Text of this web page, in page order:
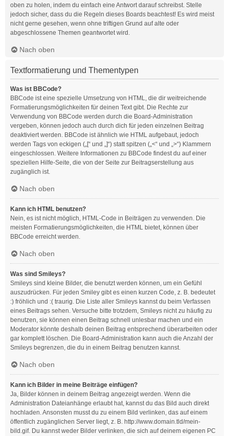
oben zu holen, indem du einfach eine Antwort darauf schreibst. Stelle
jedoch sicher, dass du die Regeln dieses Boards beachtest! Es wird meist
nicht gerne gesehen, wenn ohne triftigen Grund auf alte oder
abgeschlossene Themen geantwortet wird.
Nach oben
Textformatierung und Thementypen
Was ist BBCode?
BBCode ist eine spezielle Umsetzung von HTML, die dir weitreichende
Formatierungsmöglichkeiten für deinen Text gibt. Die Rechte zur
Verwendung von BBCode werden durch die Board-Administration
vergeben, können jedoch auch durch dich für jeden einzelnen Beitrag
deaktiviert werden. BBCode ist ähnlich wie HTML aufgebaut, jedoch
werden Tags von eckigen („[“ und „]“) statt spitzen („<“ und „>“) Klammern
eingeschlossen. Weitere Informationen zu BBCode findest du auf einer
speziellen Hilfe-Seite, die von der Seite zur Beitragserstellung aus
zugänglich ist.
Nach oben
Kann ich HTML benutzen?
Nein, es ist nicht möglich, HTML-Code in Beiträgen zu verwenden. Die
meisten Formatierungsmöglichkeiten, die HTML bietet, können über
BBCode erreicht werden.
Nach oben
Was sind Smileys?
Smileys sind kleine Bilder, die benutzt werden können, um ein Gefühl
auszudrücken. Für jeden Smiley gibt es einen kurzen Code, z. B. bedeutet
:) fröhlich und :( traurig. Die Liste aller Smileys kannst du beim Verfassen
eines Beitrags sehen. Versuche bitte trotzdem, Smileys nicht zu häufig zu
benutzen, sie können einen Beitrag schnell unlesbar machen und ein
Moderator könnte deshalb deinen Beitrag entsprechend überarbeiten oder
gar komplett löschen. Die Board-Administration kann auch die Anzahl der
Smileys begrenzen, die du in einem Beitrag benutzen kannst.
Nach oben
Kann ich Bilder in meine Beiträge einfügen?
Ja, Bilder können in deinem Beitrag angezeigt werden. Wenn die
Administration Dateianhänge erlaubt hat, kannst du das Bild auch direkt
hochladen. Ansonsten musst du zu einem Bild verlinken, das auf einem
öffentlich zugänglichen Server liegt, z. B. http://www.domain.tld/mein-
bild.gif. Du kannst weder Bilder verlinken, die sich auf deinem eigenen PC